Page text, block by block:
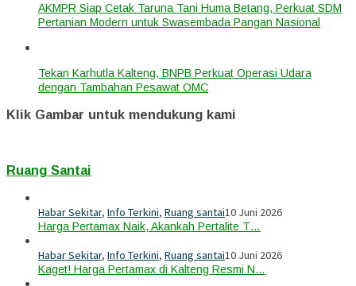
AKMPR Siap Cetak Taruna Tani Huma Betang, Perkuat SDM
Pertanian Modern untuk Swasembada Pangan Nasional
Tekan Karhutla Kalteng, BNPB Perkuat Operasi Udara
dengan Tambahan Pesawat OMC
Klik Gambar untuk mendukung kami
Ruang Santai
Habar Sekitar, Info Terkini, Ruang santai10 Juni 2026
Harga Pertamax Naik, Akankah Pertalite T…
Habar Sekitar, Info Terkini, Ruang santai10 Juni 2026
Kaget! Harga Pertamax di Kalteng Resmi N…